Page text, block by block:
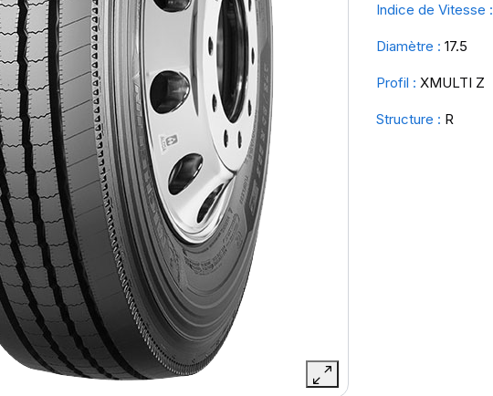
Indice de Vitesse :
Diamètre : 17.5
Profil : XMULTI Z
Structure : R